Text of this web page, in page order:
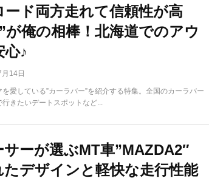
ド両方走れて信頼性が高
が俺の相棒！北海道でのアウ
心♪
14日
愛している”カーラバー”を紹介する特集。全国のカーラバー
きたいデートスポットなど...
ーが選ぶMT車”MAZDA2″
デザインと軽快な走行性能